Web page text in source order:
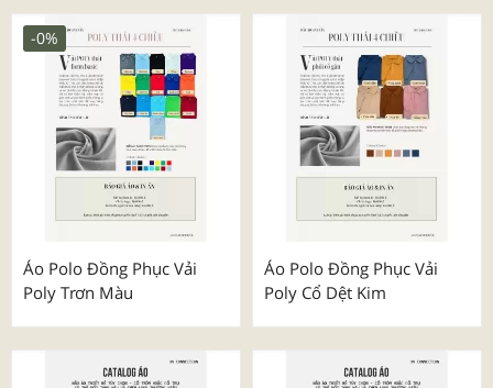
Áo Polo Đồng Phục Vải
Poly Trơn Màu
-0%
Áo Polo Đồng Phục Vải
Poly Cổ Dệt Kim